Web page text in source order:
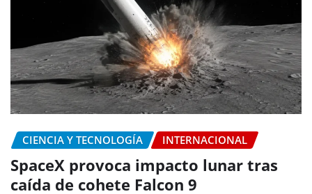
CIENCIA Y TECNOLOGÍA INTERNACIONAL
SpaceX provoca impacto lunar tras
caída de cohete Falcon 9